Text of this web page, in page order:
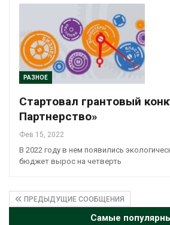
РАЗНОЕ
Стартовал грантовый
Партнерство»
Фев 15, 2022
В 2022 году в нем появились
бюджет вырос на четверть
ПРЕДЫДУЩИЕ СООБЩЕНИЯ
Самые